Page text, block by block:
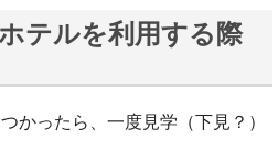
テルを利用する際
かったら、一度見学（下見？）